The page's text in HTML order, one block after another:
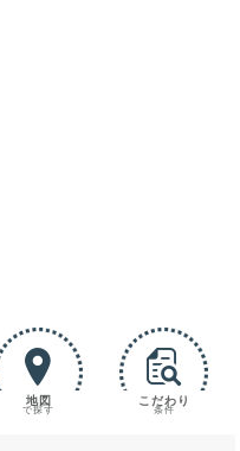
地図
で探す
こだわり
条件